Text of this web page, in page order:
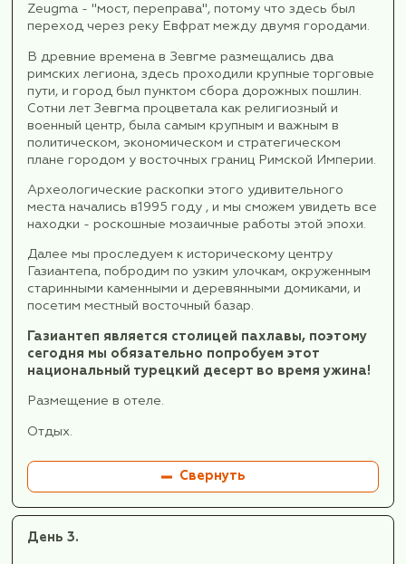
2 день 24 октября.
Завтрак.
Освобождаем номера и с вещами выезжаем
Трансфер в аэропорт Стамбула и перелет в
(время в пути 1,5 часа)
Получаем багаж (вещи оставляем в
сразу отправляемся знакомиться с
великой римской цивилизации.
В музее мозаики Зеугма можно увидеть
экспонаты: статуя римской эпохи Марса,
римской эпохи, мозаики-сокровища
города и многое другое.
Поселение Зеугма было основано за 300 лет
Македонского - Селевком I Никатором, и
На другом берегу реки Евфрат этим же
военачальником был построен еще один
Апамея. Затем в 1 веке нашей эры оба города